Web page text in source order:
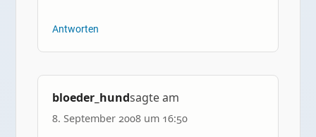
Antworten
bloeder_hundsagte am
8. September 2008 um 16:50